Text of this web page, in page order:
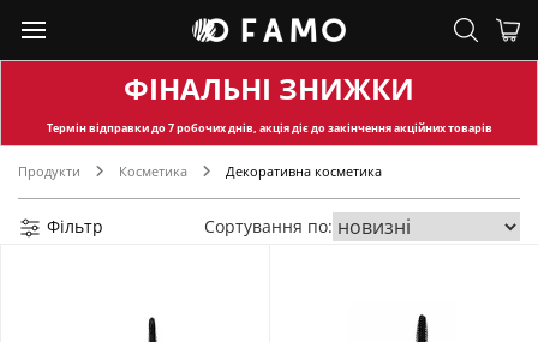
ФІНАЛЬНІ ЗНИЖКИ
Термін відправкидо 7 робочих днів, акція діє до закінчення акційних товарів
Продукти Косметика Декоративна косметика
Фільтр Сортування по: